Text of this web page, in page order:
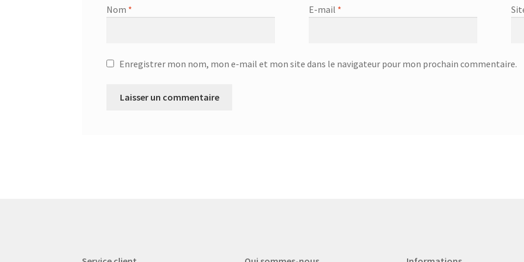
Nom * E-mail *
Enregistrer mon nom, mon e-mail et mon site dans le navigateur pour mon prochain commentaire.